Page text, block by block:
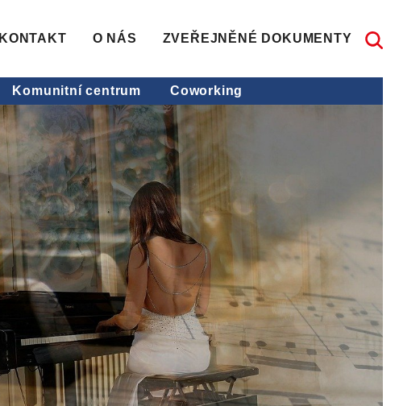
KONTAKT O NÁS ZVEŘEJNĚNÉ DOKUMENTY
Komunitní centrum Coworking